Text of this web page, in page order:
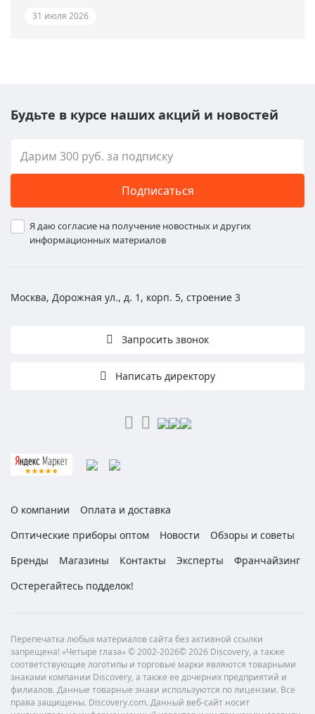
31 июля 2026
Будьте в курсе наших акций и новостей
Подписаться
Я даю согласие на получение новостных и других
информационных материалов
Москва, Дорожная ул., д. 1, корп. 5, строение 3
Запросить звонок
Написать директору
О компании
Оплата и доставка
Оптические приборы оптом
Новости
Обзоры и советы
Бренды
Магазины Контакты Эксперты
Франчайзинг
Остерегайтесь подделок!
Перепечатка любых материалов сайта без активной ссылки
запрещена! «Четыре глаза» © 2002-2026© 2026 Discovery, а также
соответствующие логотипы и торговые марки являются товарными
знаками компании Discovery, а также ее дочерних предприятий и
филиалов. Данные товарные знаки используются по лицензии. Все
права защищены. Discovery.com. Данный веб-сайт носит